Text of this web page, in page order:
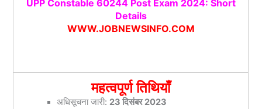
UPP Constable 60244 Post Exam 2024: Short
Details
WWW.JOBNEWSINFO.COM
महत्वपूर्ण तिथियाँ
अधिसूचना जारी: 23 दिसंबर 2023